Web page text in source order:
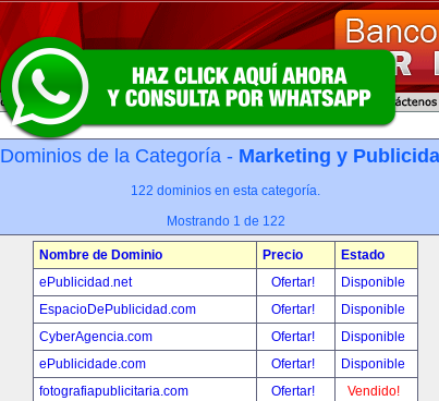
Dominios de la Categoría - Marketing y
122 dominios en esta categoría.
Mostrando 1 de 122
Nombre de Dominio Precio
Estado
ePublicidad.net
Ofertar!
Disponible
EspacioDePublicidad.com
Ofertar!
Disponible
CyberAgencia.com
Ofertar!
Disponible
ePublicidade.com
Ofertar!
Disponible
fotografiapublicitaria.com
Ofertar!
Vendido!